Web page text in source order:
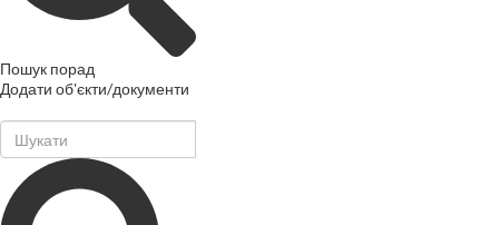
Пошук порад
Додати об'єкти/документи